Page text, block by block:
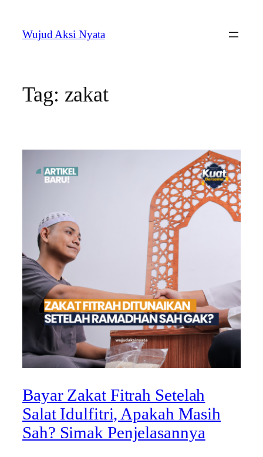
content
Wujud Aksi Nyata
Tag: zakat
Bayar Zakat Fitrah Setelah
Salat Idulfitri, Apakah Masih
Sah? Simak Penjelasannya